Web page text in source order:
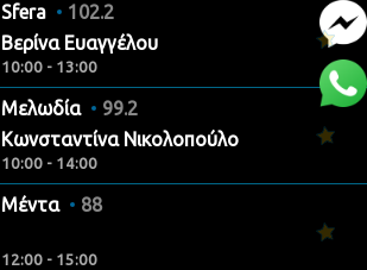
Sfera
102.2
Βερίνα Ευαγγέλου
10:00 - 13:00
Μελωδία
99.2
Κωνσταντίνα Νικολοπούλου
10:00 - 14:00
Μέντα 88
12:00 - 15:00